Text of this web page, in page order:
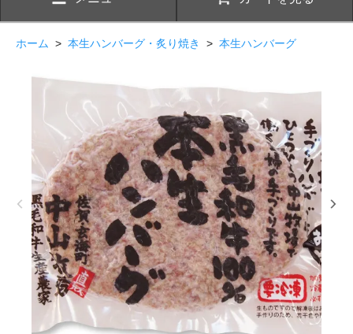
ホーム > 本生ハンバーグ・炙り焼き > 本生ハンバーグ